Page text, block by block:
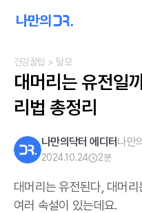
건강꿀팁 > 탈모
대머리는 유전일
리법 총정리
나만의닥터 에디터나만
2024.10.24 2분
대머리는 유전된다, 대머
여러 속설이 있는데요.